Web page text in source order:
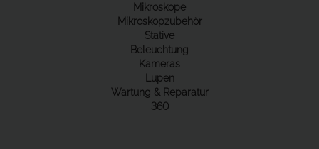
Mikroskope
Mikroskopzubehör
Stative
Beleuchtung
Kameras
Lupen
Wartung & Reparatur
360